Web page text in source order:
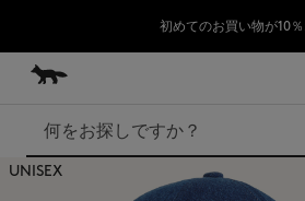
初めてのお買い物が10
熊本地震の影響により、九州全域でお荷物の
SUMMER SALE : 2026年春夏コレクションの
い求めやすくなりました。対象アイテ
コンテンツにスキップ
Skip to Footer
検索
UNISEX